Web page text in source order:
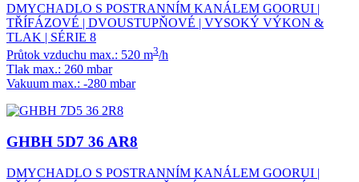
DMYCHADLO S POSTRANNÍM KANÁLEM GOORUI |
TŘÍFÁZOVÉ | DVOUSTUPŇOVÉ | VYSOKÝ VÝKON &
TLAK | SÉRIE 8
Průtok vzduchu max.: 520 m3/h
Tlak max.: 260 mbar
Vakuum max.: -280 mbar
GHBH 5D7 36 AR8
DMYCHADLO S POSTRANNÍM KANÁLEM GOORUI |